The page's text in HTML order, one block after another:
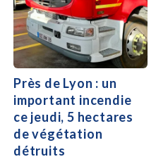
Près de Lyon : un
important incendie
ce jeudi, 5 hectares
de végétation
détruits